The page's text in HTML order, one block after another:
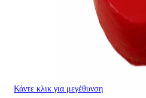
Κάντε κλικ για μεγέθυνση